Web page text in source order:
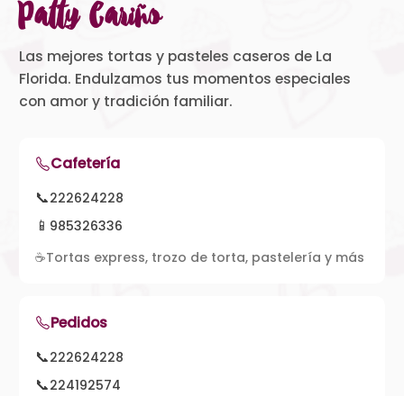
Patty Cariño
Las mejores tortas y pasteles caseros de La
Florida. Endulzamos tus momentos especiales
con amor y tradición familiar.
Cafetería
📞222624228
📱 985326336
☕Tortas express, trozo de torta, pastelería y más
Pedidos
📞222624228
📞224192574